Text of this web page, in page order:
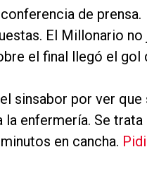
de prensa.
El Millonario
el final llegó el gol
sinsabor por ver
la enfermería. Se trata
en cancha.